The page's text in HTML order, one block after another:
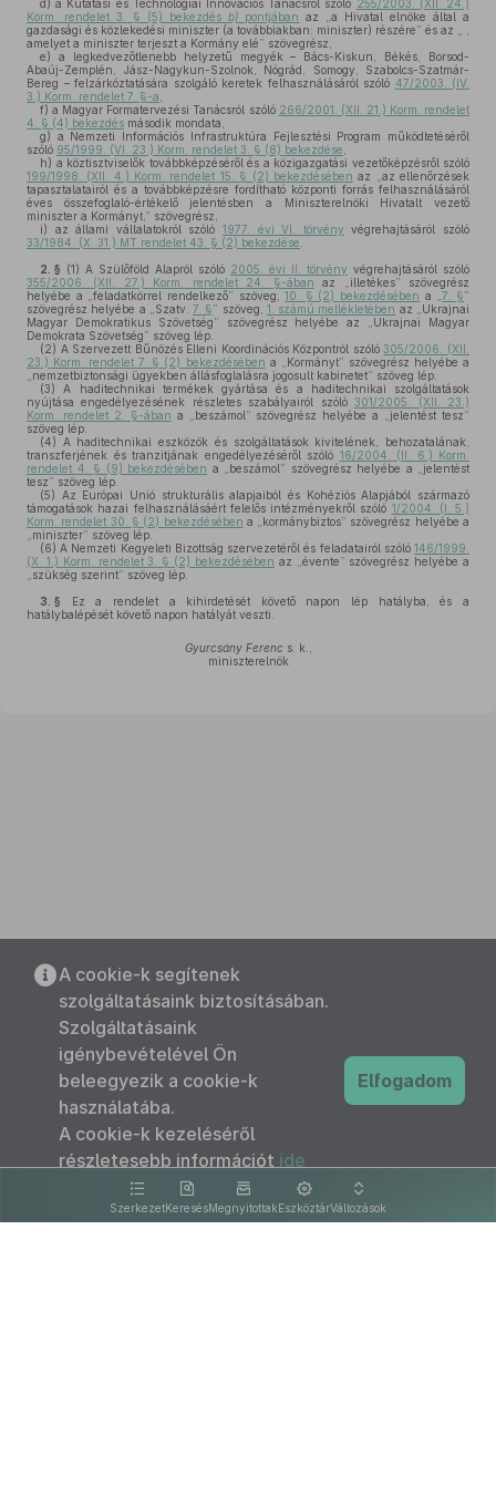
d) a Kutatási és Technológiai Innovációs Tanácsról szóló 255/2003. (XII. 24.)
Korm. rendelet 3. § (5) bekezdés b) pontjában az „a Hivatal elnöke által a
gazdasági és közlekedési miniszter (a továbbiakban: miniszter) részére” és az „ ,
amelyet a miniszter terjeszt a Kormány elé” szövegrész,
e) a legkedvezőtlenebb helyzetű megyék – Bács-Kiskun, Békés, Borsod-
Abaúj-Zemplén, Jász-Nagykun-Szolnok, Nógrád, Somogy, Szabolcs-Szatmár-
Bereg – felzárkóztatására szolgáló keretek felhasználásáról szóló 47/2003. (IV.
3.) Korm. rendelet 7. §-a
f) a Magyar Formatervezési Tanácsról szóló 266/2001. (XII. 21.) Korm. rendelet
4. § (4) bekezdés második mondata,
g) a Nemzeti Információs Infrastruktúra Fejlesztési Program működtetéséről
szóló 95/1999. (VI. 23.) Korm. rendelet 3. § (8) bekezdése
h) a köztisztviselők továbbképzéséről és a közigazgatási vezetőképzésről szóló
199/1998. (XII. 4.) Korm. rendelet 15. § (2) bekezdésében az „az ellenőrzések
tapasztalatairól és a továbbképzésre fordítható központi forrás felhasználásáról
éves összefoglaló-értékelő jelentésben a Miniszterelnöki Hivatalt vezető
miniszter a Kormányt,” szövegrész,
i) az állami vállalatokról szóló 1977. évi VI. törvény végrehajtásáról szóló
33/1984. (X. 31.) MT rendelet 43. § (2) bekezdése
2. § (1) A Szülőföld Alapról szóló 2005. évi II. törvény végrehajtásáról szóló
355/2006. (XII. 27.) Korm. rendelet 24. §-ában az „illetékes” szövegrész
helyébe a „feladatkörrel rendelkező” szöveg,10. § (2) bekezdésében a „7. §”
szövegrész helyébe a „Szatv.7. §” szöveg, 1. számú mellékletében az „Ukrajnai
Magyar Demokratikus Szövetség” szövegrész helyébe az „Ukrajnai Magyar
Demokrata Szövetség” szöveg lép.
(2) A Szervezett Bűnözés Elleni Koordinációs Központról szóló305/2006. (XII.
23.) Korm. rendelet 7. § (2) bekezdésében a „Kormányt” szövegrész helyébe a
„nemzetbiztonsági ügyekben állásfoglalásra jogosult kabinetet” szöveg lép.
(3) A haditechnikai termékek gyártása és a haditechnikai szolgáltatások
nyújtása engedélyezésének részletes szabályairól szóló301/2005. (XII. 23.)
Korm. rendelet 2. §-ában a „beszámol” szövegrész helyébe a „jelentést tesz”
szöveg lép.
(4) A haditechnikai eszközök és szolgáltatások kivitelének, behozatalának,
transzferjének és tranzitjának engedélyezéséről szóló 16/2004. (II. 6.) Korm.
rendelet 4. § (9) bekezdésében a „beszámol” szövegrész helyébe a „jelentést
tesz” szöveg lép.
(5) Az Európai Unió strukturális alapjaiból és Kohéziós Alapjából származó
támogatások hazai felhasználásáért felelős intézményekről szóló 1/2004. (I. 5.)
Korm. rendelet 30. § (2) bekezdésében a „kormánybiztos” szövegrész helyébe a
„miniszter” szöveg lép.
(6) A Nemzeti Kegyeleti Bizottság szervezetéről és feladatairól szóló 146/1999.
(X. 1.) Korm. rendelet 3. § (2) bekezdésében az „évente” szövegrész helyébe a
„szükség szerint” szöveg lép.
3. § Ez a rendelet a kihirdetését követő napon lép hatályba, és a
hatálybalépését követő napon hatályát veszti.
Gyurcsány Ferenc s. k.,
miniszterelnök
SzerkezetKeresésMegnyitottakEszköztárVáltozások
A cookie-k segítenek
szolgáltatásaink biztosításában.
Szolgáltatásaink
igénybevételével Ön
beleegyezik a cookie-k
használatába.
A cookie-k kezeléséről
részletesebb információt ide
kattintva olvashat.
Elfogadom